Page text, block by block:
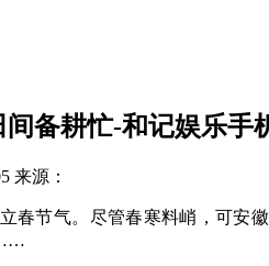
备耕忙-和记娱乐手
来源：
春节气。尽管春寒料峭，可安
……